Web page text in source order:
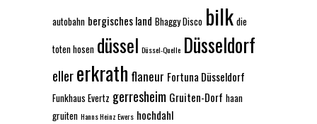
autobahn bergisches land Bhaggy Disco bilk die
toten hosen düssel Düssel-Quelle Düsseldorf
ellererkrath flaneur Fortuna Düsseldorf
Funkhaus Evertz gerresheim Gruiten-Dorf haan
gruiten Hanns Heinz Ewers hochdahl